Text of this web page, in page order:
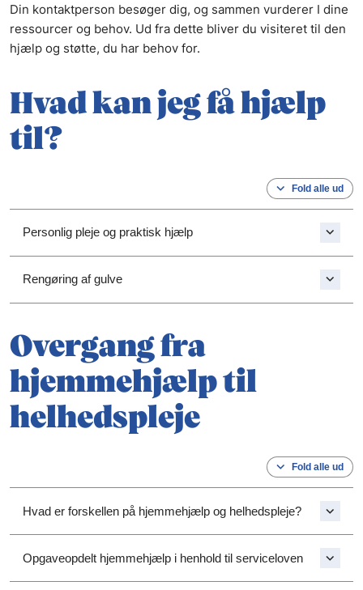
Din kontaktperson besøger dig, og sammen vurderer I dine
ressourcer og behov. Ud fra dette bliver du visiteret til den
hjælp og støtte, du har behov for.
Hvad kan jeg få hjælp
til?
Fold alle ud
Personlig pleje og praktisk hjælp
Rengøring af gulve
Overgang fra
hjemmehjælp til
helhedspleje
Fold alle ud
Hvad er forskellen på hjemmehjælp og helhedspleje?
Opgaveopdelt hjemmehjælp i henhold til serviceloven